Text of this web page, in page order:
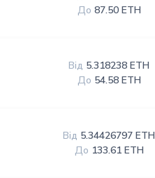
До 87.50 ETH
Від 5.318238 ETH
До 54.58 ETH
Від 5.34426797 ETH
До 133.61 ETH